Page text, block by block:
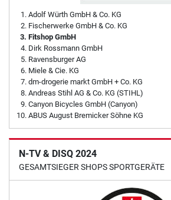
Adolf Würth GmbH & Co. KG
Fischerwerke GmbH & Co. KG
Fitshop GmbH
Dirk Rossmann GmbH
Ravensburger AG
Miele & Cie. KG
dm-drogerie markt GmbH + Co. KG
Andreas Stihl AG & Co. KG (STIHL)
Canyon Bicycles GmbH (Canyon)
ABUS August Bremicker Söhne KG
N-TV & DISQ 2024
GESAMTSIEGER SHOPS SPORTGERÄTE